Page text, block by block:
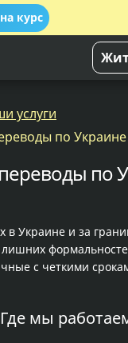
курс
услуги
по
по
в Украине и за
с четкими
Где мы